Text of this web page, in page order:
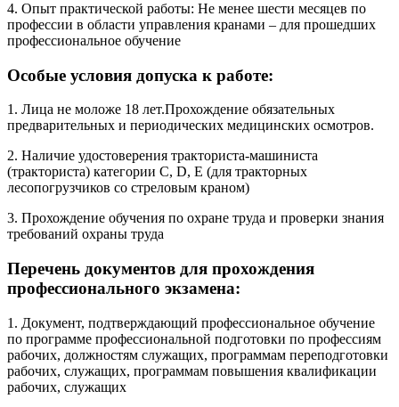
4. Опыт практической работы: Не менее шести месяцев по
профессии в области управления кранами – для прошедших
профессиональное обучение
Особые условия допуска к работе:
1. Лица не моложе 18 лет.Прохождение обязательных
предварительных и периодических медицинских осмотров.
2. Наличие удостоверения тракториста-машиниста
(тракториста) категории С, D, Е (для тракторных
лесопогрузчиков со стреловым краном)
3. Прохождение обучения по охране труда и проверки знания
требований охраны труда
Перечень документов для прохождения
профессионального экзамена:
1. Документ, подтверждающий профессиональное обучение
по программе профессиональной подготовки по профессиям
рабочих, должностям служащих, программам переподготовки
рабочих, служащих, программам повышения квалификации
рабочих, служащих